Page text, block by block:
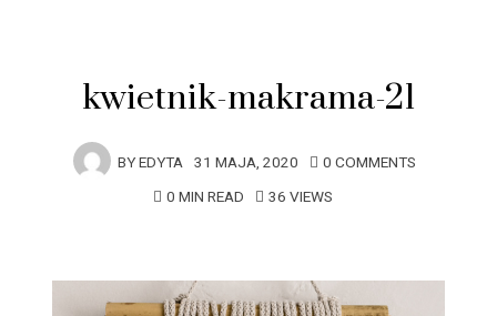
kwietnik-makrama-21
BYEDYTA 31 MAJA, 2020
0 COMMENTS
0 MIN READ
36 VIEWS